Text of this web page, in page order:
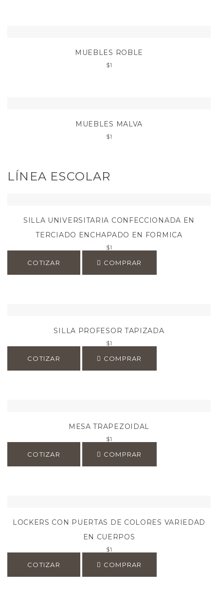
MUEBLES ROBLE
$1
MUEBLES MALVA
$1
LÍNEA ESCOLAR
SILLA UNIVERSITARIA CONFECCIONADA EN
TERCIADO ENCHAPADO EN FORMICA
$1
COTIZAR COMPRAR
SILLA PROFESOR TAPIZADA
$1
COTIZAR COMPRAR
MESA TRAPEZOIDAL
$1
COTIZAR COMPRAR
LOCKERS CON PUERTAS DE COLORES VARIEDAD
EN CUERPOS
$1
COTIZAR COMPRAR